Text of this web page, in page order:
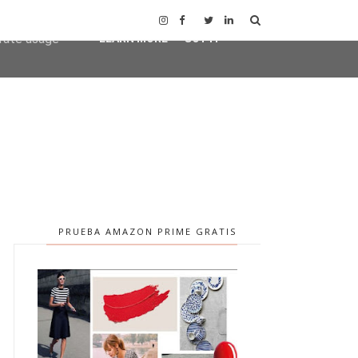
PRUEBA AMAZON PRIME GRATIS
agent
usage
LEARN MORE GOT IT